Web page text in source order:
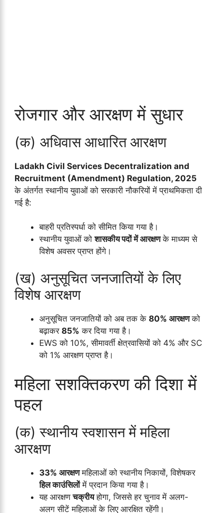
रोजगार और आरक्षण में सुधार
(क) अधिवास आधारित आरक्षण
Ladakh Civil Services Decentralization and
Recruitment (Amendment) Regulation, 2025
के अंतर्गत स्थानीय युवाओं को सरकारी नौकरियों में प्राथमिकता दी
गई है:
बाहरी प्रतिस्पर्धा को सीमित किया गया है।
स्थानीय युवाओं कोशासकीय पदों में आरक्षणके माध्यम से
विशेष अवसर प्राप्त होंगे।
(ख) अनुसूचित जनजातियों के लिए
विशेष आरक्षण
अनुसूचित जनजातियों को अब तक के 80% आरक्षणको
बढ़ाकर 85% कर दिया गया है।
EWS को 10%, सीमावर्ती क्षेत्रवासियों को 4% और SC
को 1% आरक्षण प्राप्त है।
महिला सशक्तिकरण की दिशा में
पहल
(क) स्थानीय स्वशासन में महिला
आरक्षण
33% आरक्षणमहिलाओं को स्थानीय निकायों, विशेषकर
हिल काउंसिलोंमें प्रदान किया गया है।
यह आरक्षणचक्रीयहोगा, जिससे हर चुनाव में अलग-
अलग सीटें महिलाओं के लिए आरक्षित रहेंगी।